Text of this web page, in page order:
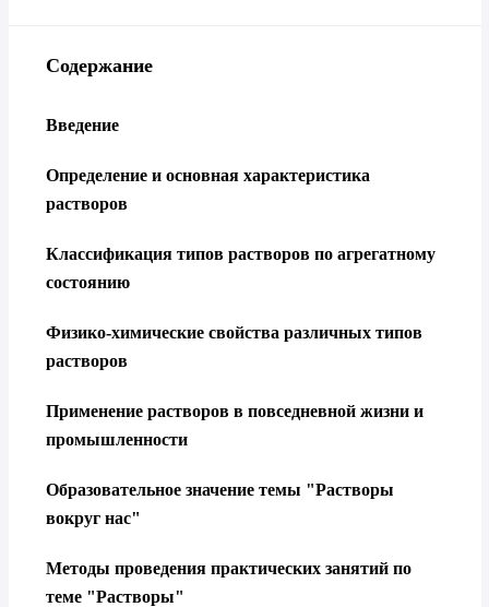
Содержание
Введение
Определение и основная характеристика
растворов
Классификация типов растворов по агрегатному
состоянию
Физико-химические свойства различных типов
растворов
Применение растворов в повседневной жизни и
промышленности
Образовательное значение темы "Растворы
вокруг нас"
Методы проведения практических занятий по
теме "Растворы"